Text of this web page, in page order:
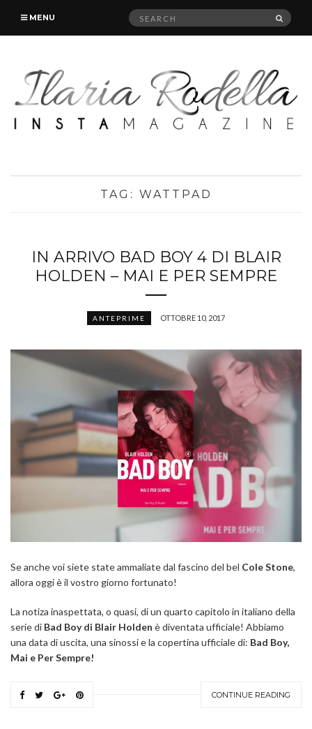
MENU
Search
TAG: WATTPAD
IN ARRIVO BAD BOY 4 DI BLAIR
HOLDEN – MAI E PER SEMPRE
ANTEPRIME OTTOBRE 10, 2017
Se anche voi siete state ammaliate dal fascino del bel Cole Stone,
allora oggi è il vostro giorno fortunato!
La notiza inaspettata, o quasi, di un quarto capitolo in italiano della
serie di Bad Boy di Blair Holden è diventata ufficiale! Abbiamo
una data di uscita, una sinossi e la copertina ufficiale di: Bad Boy,
Mai e Per Sempre!
CONTINUE READING